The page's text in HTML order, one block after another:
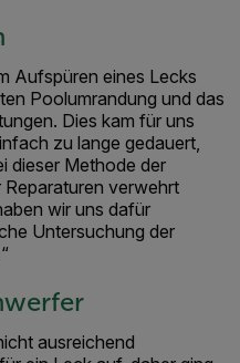
Aufspüren eines Lecks
Poolumrandung und das
Dies kam für uns
zu lange gedauert,
dieser Methode der
verwehrt
wir uns dafür
Untersuchung der
ausreichend